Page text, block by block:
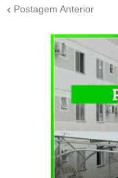
Postagem Anterior